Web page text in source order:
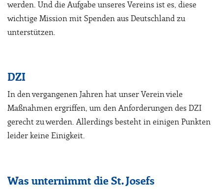
werden. Und die Aufgabe unseres Vereins ist es, diese
wichtige Mission mit Spenden aus Deutschland zu
unterstützen.
DZI
In den vergangenen Jahren hat unser Verein viele
Maßnahmen ergriffen, um den Anforderungen des DZI
gerecht zu werden. Allerdings besteht in einigen Punkten
leider keine Einigkeit.
Was unternimmt die St. Josefs